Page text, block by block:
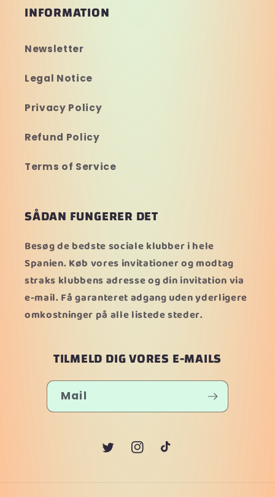
INFORMATION
Newsletter
Legal Notice
Privacy Policy
Refund Policy
Terms of Service
SÅDAN FUNGERER DET
Besøg de bedste sociale klubber i hele
Spanien. Køb vores invitationer og modtag
straks klubbens adresse og din invitation via
e-mail. Få garanteret adgang uden yderligere
omkostninger på alle listede steder.
TILMELD DIG VORES E-MAILS
Mail